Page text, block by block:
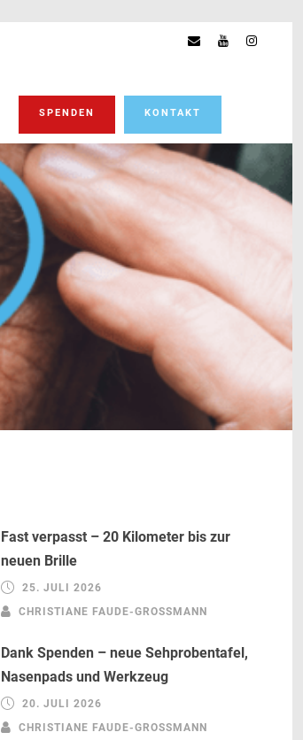
SPENDEN KONTAKT
Fast verpasst – 20 Kilometer bis zur
neuen Brille
25. JULI 2026
CHRISTIANE FAUDE-GROSSMANN
Dank Spenden – neue Sehprobentafel,
Nasenpads und Werkzeug
20. JULI 2026
CHRISTIANE FAUDE-GROSSMANN